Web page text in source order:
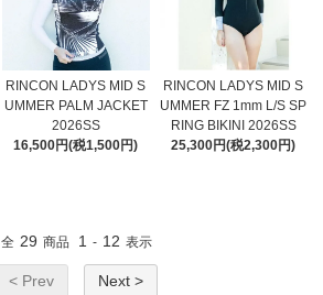
RINCON LADYS MID S
UMMER PALM JACKET
2026SS
16,500円(税1,500円)
RINCON LADYS MID S
UMMER FZ 1mm L/S SP
RING BIKINI 2026SS
25,300円(税2,300円)
全 29 商品 1 - 12 表示
< Prev Next >